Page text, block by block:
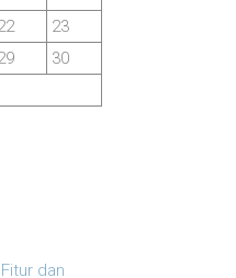
23
30
dan